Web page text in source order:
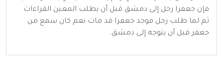
فإن جعفرا رحل إلى دمشق قبل أن يطلب المعين القراءات
ثم لما طلب رحل فوجد جعفرا قد مات نعم كان سمع من
جعفر قبل أن يتوجه إلى دمشق.